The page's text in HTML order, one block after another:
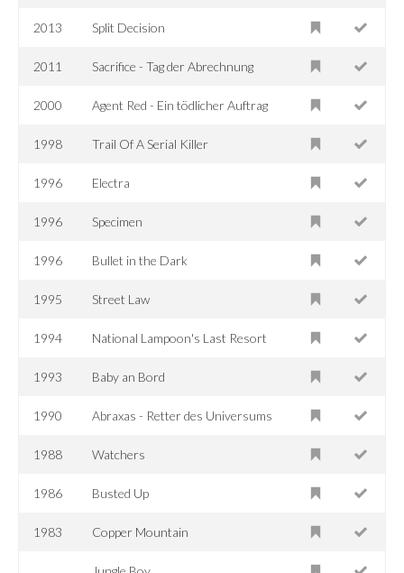
2013 Split Decision
2011 Sacrifice - Tag der Abrechnung
2000 Agent Red - Ein tödlicher Auftrag
1998 Trail Of A Serial Killer
1996 Electra
1996 Specimen
1996 Bullet in the Dark
1995 Street Law
1994 National Lampoon's Last Resort
1993 Baby an Bord
1990 Abraxas - Retter des Universums
1988 Watchers
1986 Busted Up
1983 Copper Mountain